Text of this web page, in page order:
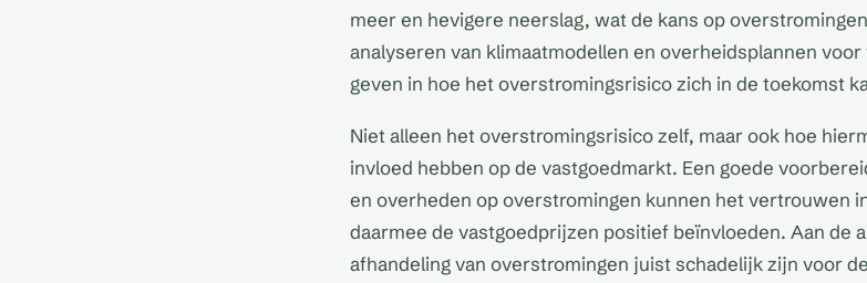
meer en hevigere neerslag, wat de kans op
analyseren van klimaatmodellen en overheidsplannen
geven in hoe het overstromingsrisico zich in de toekomst
Niet alleen het overstromingsrisico zelf, maar ook hoe
invloed hebben op de vastgoedmarkt. Een goede
en overheden op overstromingen kunnen het vertrouwen
daarmee de vastgoedprijzen positief beïnvloeden. Aan de
afhandeling van overstromingen juist schadelijk zijn voor